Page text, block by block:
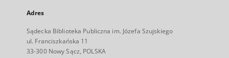
Adres
Sądecka Biblioteka Publiczna im. Józefa Szujskiego
ul. Franciszkańska 11
33-300 Nowy Sącz, POLSKA